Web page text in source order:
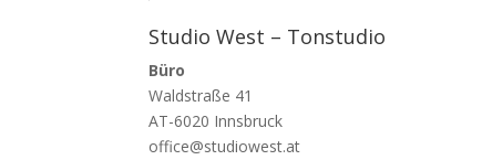
Studio West – Tonstudio
Büro
Waldstraße 41
AT-6020 Innsbruck
office@studiowest.at